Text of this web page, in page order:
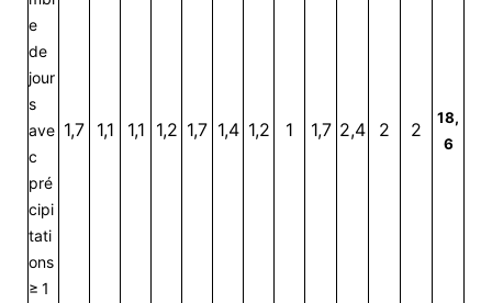
e
de
jour
s
ave
c
pré
cipi
tati
ons
≥ 1
1,7 1,1 1,1 1,2 1,7 1,4 1,2 1 1,7 2,4 2 2
18,
6